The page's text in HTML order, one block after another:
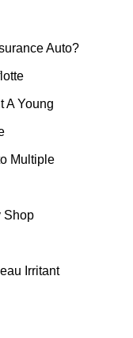
Auto?
A Young
Multiple
Shop
Irritant